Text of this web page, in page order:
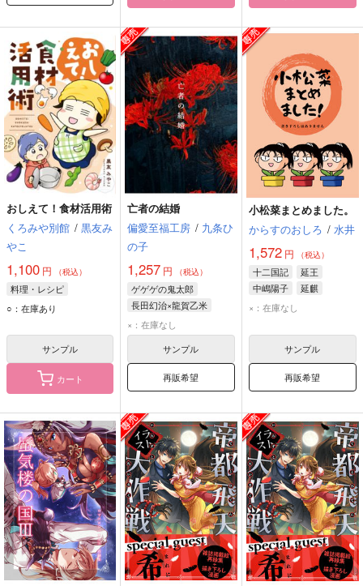
おしえて！食材活用術
くろみや別館 / 黒友み
やこ
1,100 円 （税込）
料理・レシピ
○：在庫あり
サンプル
カート
亡者の結婚
偏愛至福工房 / 九条ひ
の子
1,257 円 （税込）
ゲゲゲの鬼太郎
長田幻治×龍賀乙米
龍賀乙米
×：在庫なし
サンプル
再販希望
小松菜まとめました。
からすのおしろ / 水井
1,572円 （税込）
十二国記
延王
中嶋陽子
延麒
×：在庫なし
サンプル
再販希望